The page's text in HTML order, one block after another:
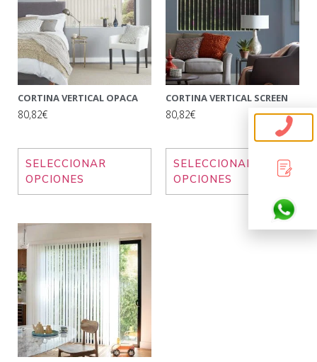
CORTINA VERTICAL OPACA
80,82€
SELECCIONAR
OPCIONES
CORTINA VERTICAL SCREEN
80,82€
SELECCIONAR
OPCIONES